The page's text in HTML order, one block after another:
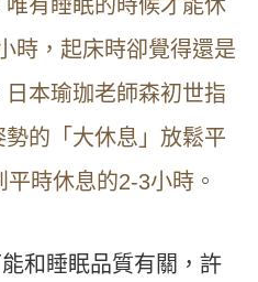
有睡眠的時候才能休
時，起床時卻覺得還是
本瑜珈老師森初世指
的「大休息」放鬆平
時休息的2-3小時。
和睡眠品質有關，許